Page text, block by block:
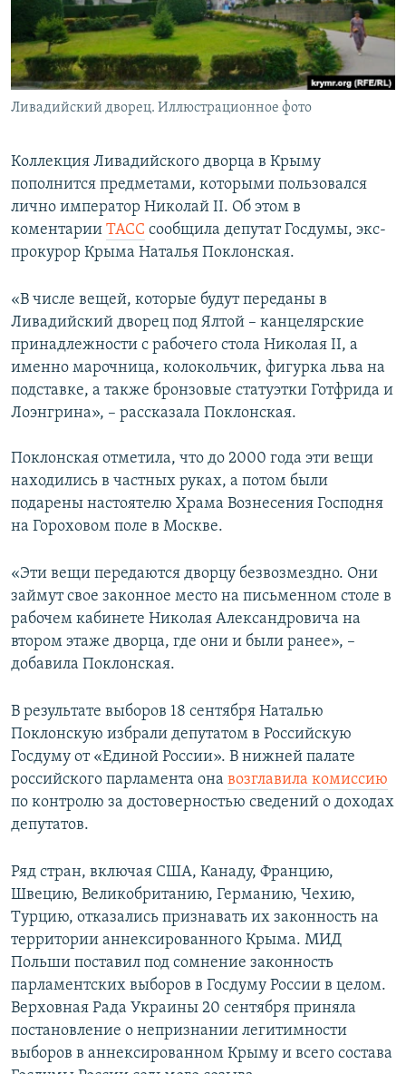
ПОБЕДИТЕЛЕЙ НЕ СУДЯТ?
КРЫМ.НЕПОКОРЕННЫЙ
ELIFBE
УКРАИНСКАЯ ПРОБЛЕМА КРЫМА
ПРИСОЕДИНЯЙТЕСЬ!
Ливадийский дворец. Иллюстрационное фото
Коллекция Ливадийского дворца в Крыму
пополнится предметами, которыми пользовался
лично император Николай II. Об этом в
коментарии ТАСС сообщила депутат Госдумы, экс-
прокурор Крыма Наталья Поклонская.
«В числе вещей, которые будут переданы в
Ливадийский дворец под Ялтой – канцелярские
принадлежности с рабочего стола Николая II, а
именно марочница, колокольчик, фигурка льва на
подставке, а также бронзовые статуэтки Готфрида и
Лоэнгрина», – рассказала Поклонская.
Поклонская отметила, что до 2000 года эти вещи
находились в частных руках, а потом были
подарены настоятелю Храма Вознесения Господня
на Гороховом поле в Москве.
«Эти вещи передаются дворцу безвозмездно. Они
займут свое законное место на письменном столе в
рабочем кабинете Николая Александровича на
втором этаже дворца, где они и были ранее», –
добавила Поклонская.
В результате выборов 18 сентября Наталью
Поклонскую избрали депутатом в Российскую
Госдуму от «Единой России». В нижней палате
российского парламента она возглавила комиссию
по контролю за достоверностью сведений о доходах
депутатов.
Ряд стран, включая США, Канаду, Францию,
Швецию, Великобританию, Германию, Чехию,
Турцию, отказались признавать их законность на
территории аннексированного Крыма. МИД
Польши поставил под сомнение законность
парламентских выборов в Госдуму России в целом.
Верховная Рада Украины 20 сентября приняла
постановление о непризнании легитимности
выборов в аннексированном Крыму и всего состава